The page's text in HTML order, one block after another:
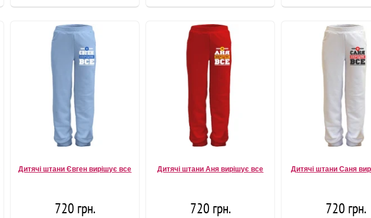
Дитячі штани Євген вирішує все
720 грн.
Дитячі штани Аня вирішує все
720 грн.
Дитячі штани Саня
720 грн.